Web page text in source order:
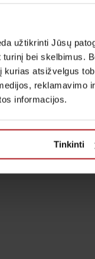
užtikrinti Jūsų
bei skelbimus.
atsižvelgus
reklamavimo
informacijos.
Tinkinti